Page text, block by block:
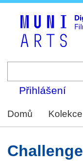
Přihlášení
Domů Kolekce
Challenge